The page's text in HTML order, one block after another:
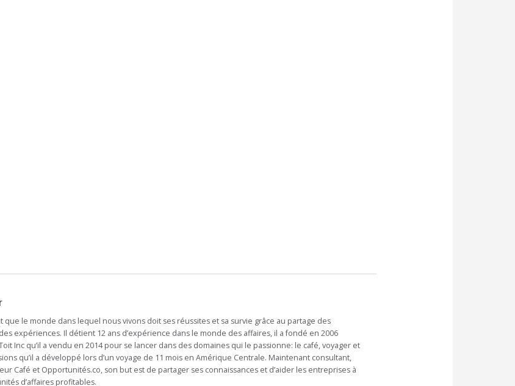
que le monde dans lequel nous vivons doit ses réussites et sa survie grâce au partage des
expériences. Il détient 12 ans d’expérience dans le monde des affaires, il a fondé en 2006
Inc qu’il a vendu en 2014 pour se lancer dans des domaines qui le passionne: le café, voyager et
qu’il a développé lors d’un voyage de 11 mois en Amérique Centrale. Maintenant consultant,
Café et Opportunités.co, son but est de partager ses connaissances et d’aider les entreprises à
d’affaires profitables.